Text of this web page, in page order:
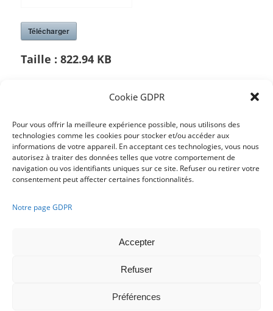
Cookie GDPR
Pour vous offrir la meilleure expérience possible, nous utilisons des
technologies comme les cookies pour stocker et/ou accéder aux
informations de votre appareil. En acceptant ces technologies, vous nous
autorisez à traiter des données telles que votre comportement de
navigation ou vos identifiants uniques sur ce site. Refuser ou retirer votre
consentement peut affecter certaines fonctionnalités.
Notre page GDPR
Accepter
Refuser
Préférences
Télécharger
Taille : 822.94 KB
Partager cette publication